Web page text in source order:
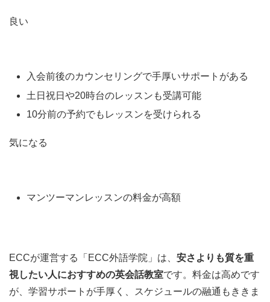
良い
入会前後のカウンセリングで手厚いサポートがある
土日祝日や20時台のレッスンも受講可能
10分前の予約でもレッスンを受けられる
気になる
マンツーマンレッスンの料金が高額
ECCが運営する「ECC外語学院」は、 安さよりも質を重
視したい人におすすめの英会話教室です。料金は高めです
が、学習サポートが手厚く、スケジュールの融通もききま